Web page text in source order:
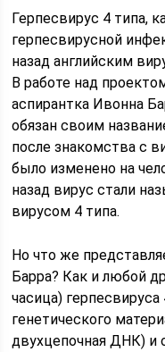
Герпесвирус 4 типа,
герпесвирусной
назад английским
В работе над
аспирантка Ивонна
обязан своим
после знакомства с
было изменено на
назад вирус стали
вирусом 4 типа.
Но что же
Барра? Как и любой
часица)
генетического
двухцепочная ДНК) и